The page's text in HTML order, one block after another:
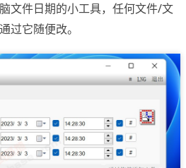
文件日期的小工具，任何文件/文
过它随便改。